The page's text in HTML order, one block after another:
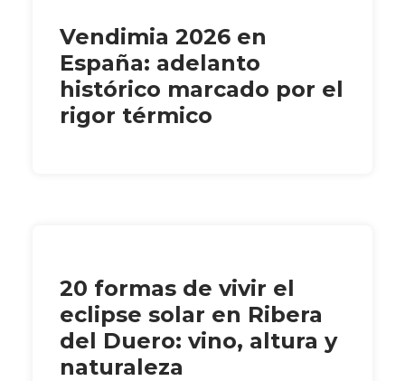
Vendimia 2026 en
España: adelanto
histórico marcado por el
rigor térmico
20 formas de vivir el
eclipse solar en Ribera
del Duero: vino, altura y
naturaleza